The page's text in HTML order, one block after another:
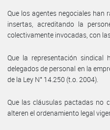
Que los agentes negociales
insertas, acreditando la
colectivamente invocadas, con
Que la representación sindical
delegados de personal en la
de la Ley N° 14.250 (t.o. 2004).
Que las cláusulas pactadas no
alteren el ordenamiento legal